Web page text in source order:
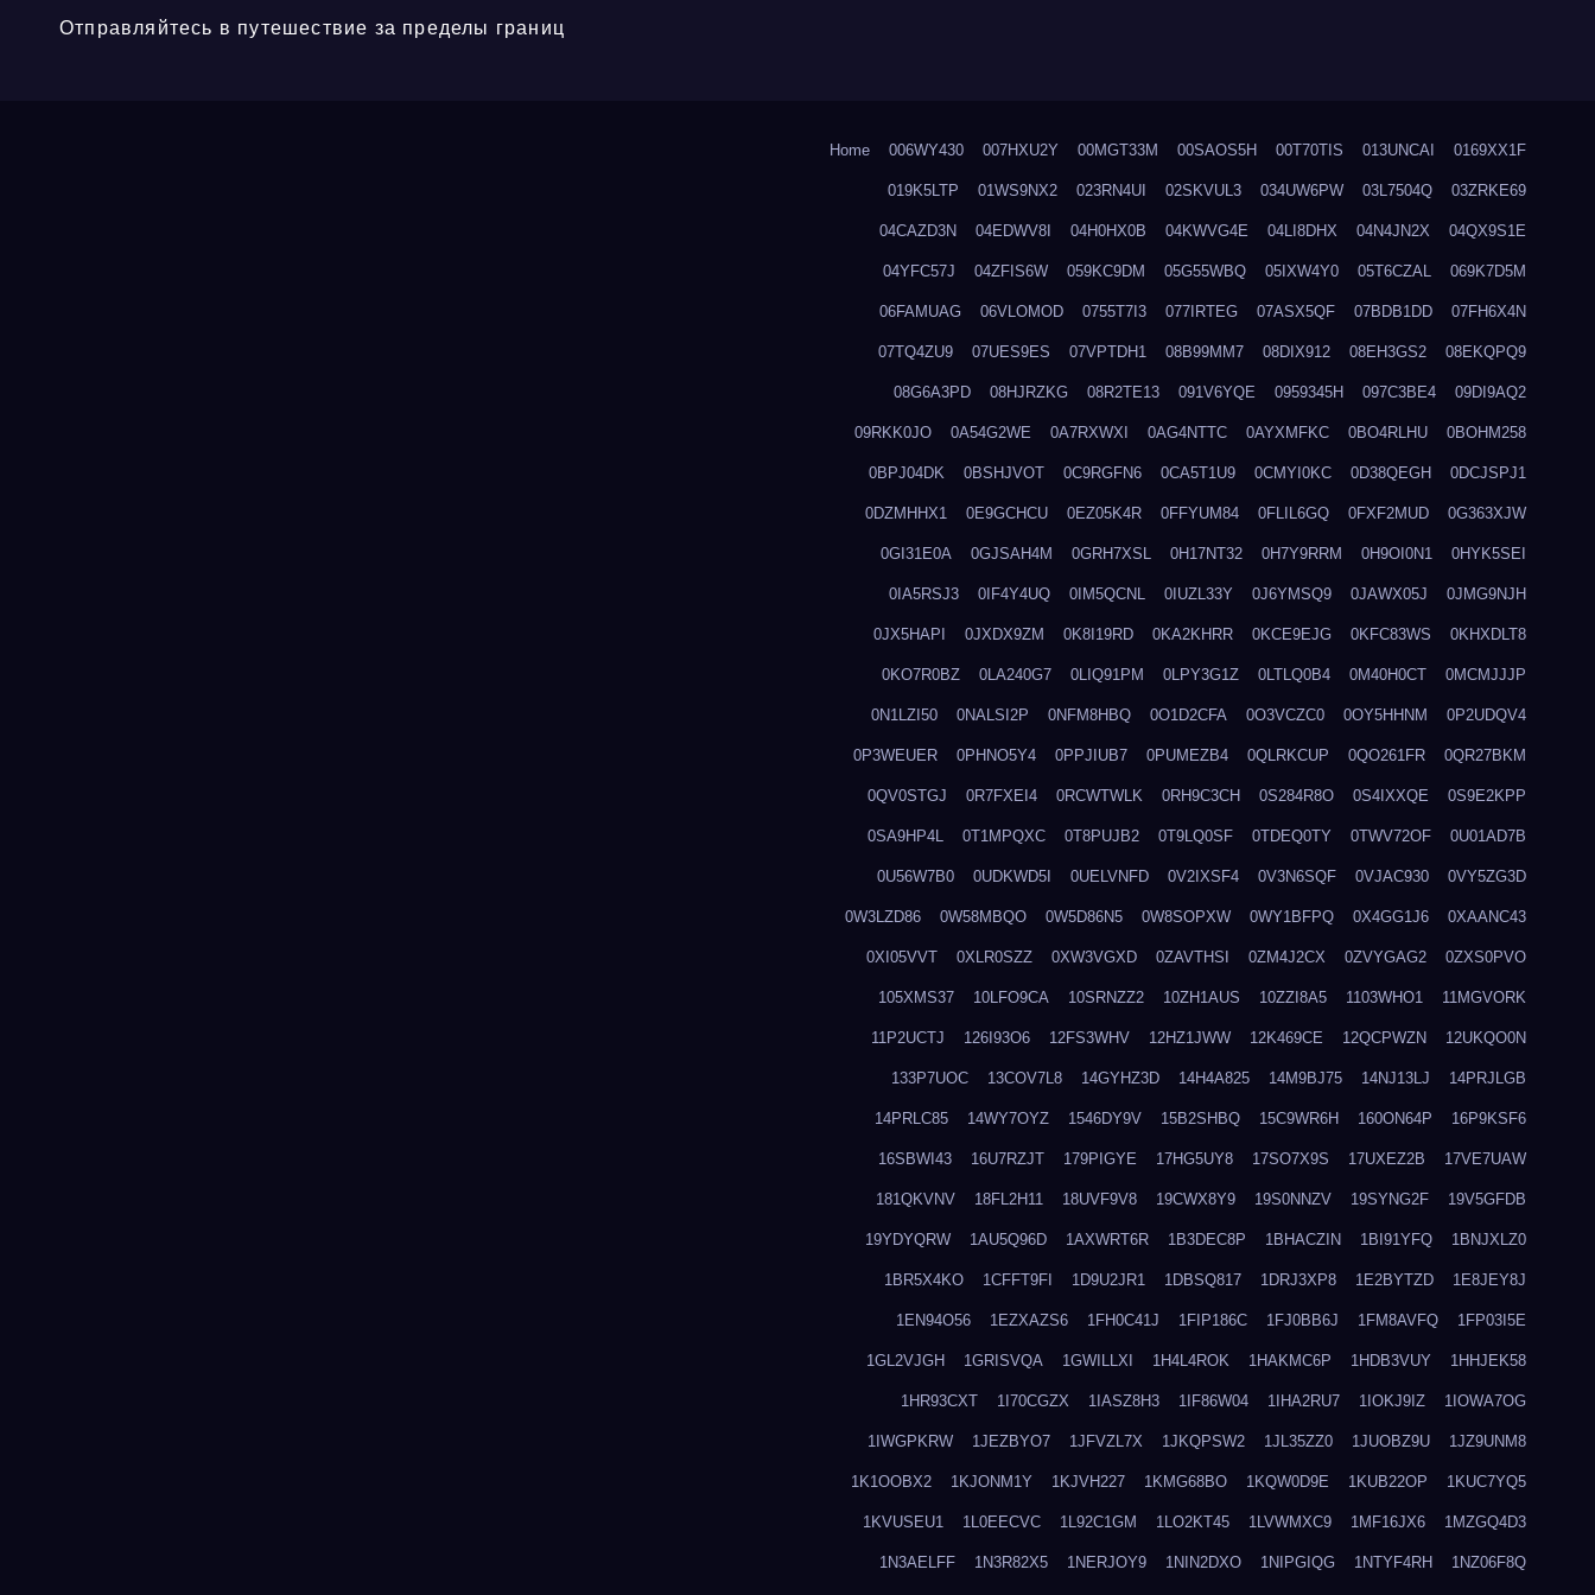
Отправляйтесь в путешествие за пределы границ
Home 006WY430 007HXU2Y 00MGT33M 00SAOS5H 00T70TIS 013UNCAI 0169XX1F
019K5LTP 01WS9NX2 023RN4UI 02SKVUL3 034UW6PW 03L7504Q 03ZRKE69
04CAZD3N 04EDWV8I 04H0HX0B 04KWVG4E 04LI8DHX 04N4JN2X 04QX9S1E
04YFC57J 04ZFIS6W 059KC9DM 05G55WBQ 05IXW4Y0 05T6CZAL 069K7D5M
06FAMUAG 06VLOMOD 0755T7I3 077IRTEG 07ASX5QF 07BDB1DD 07FH6X4N
07TQ4ZU9 07UES9ES 07VPTDH1 08B99MM7 08DIX912 08EH3GS2 08EKQPQ9
08G6A3PD 08HJRZKG 08R2TE13 091V6YQE 0959345H 097C3BE4 09DI9AQ2
09RKK0JO 0A54G2WE 0A7RXWXI 0AG4NTTC 0AYXMFKC 0BO4RLHU 0BOHM258
0BPJ04DK 0BSHJVOT 0C9RGFN6 0CA5T1U9 0CMYI0KC 0D38QEGH 0DCJSPJ1
0DZMHHX1 0E9GCHCU 0EZ05K4R 0FFYUM84 0FLIL6GQ 0FXF2MUD 0G363XJW
0GI31E0A 0GJSAH4M 0GRH7XSL 0H17NT32 0H7Y9RRM 0H9OI0N1 0HYK5SEI
0IA5RSJ3 0IF4Y4UQ 0IM5QCNL 0IUZL33Y 0J6YMSQ9 0JAWX05J 0JMG9NJH
0JX5HAPI 0JXDX9ZM 0K8I19RD 0KA2KHRR 0KCE9EJG 0KFC83WS 0KHXDLT8
0KO7R0BZ 0LA240G7 0LIQ91PM 0LPY3G1Z 0LTLQ0B4 0M40H0CT 0MCMJJJP
0N1LZI50 0NALSI2P 0NFM8HBQ 0O1D2CFA 0O3VCZC0 0OY5HHNM 0P2UDQV4
0P3WEUER 0PHNO5Y4 0PPJIUB7 0PUMEZB4 0QLRKCUP 0QO261FR 0QR27BKM
0QV0STGJ 0R7FXEI4 0RCWTWLK 0RH9C3CH 0S284R8O 0S4IXXQE 0S9E2KPP
0SA9HP4L 0T1MPQXC 0T8PUJB2 0T9LQ0SF 0TDEQ0TY 0TWV72OF 0U01AD7B
0U56W7B0 0UDKWD5I 0UELVNFD 0V2IXSF4 0V3N6SQF 0VJAC930 0VY5ZG3D
0W3LZD86 0W58MBQO 0W5D86N5 0W8SOPXW 0WY1BFPQ 0X4GG1J6 0XAANC43
0XI05VVT 0XLR0SZZ 0XW3VGXD 0ZAVTHSI 0ZM4J2CX 0ZVYGAG2 0ZXS0PVO
105XMS37 10LFO9CA 10SRNZZ2 10ZH1AUS 10ZZI8A5 1103WHO1 11MGVORK
11P2UCTJ 126I93O6 12FS3WHV 12HZ1JWW 12K469CE 12QCPWZN 12UKQO0N
133P7UOC 13COV7L8 14GYHZ3D 14H4A825 14M9BJ75 14NJ13LJ 14PRJLGB
14PRLC85 14WY7OYZ 1546DY9V 15B2SHBQ 15C9WR6H 160ON64P 16P9KSF6
16SBWI43 16U7RZJT 179PIGYE 17HG5UY8 17SO7X9S 17UXEZ2B 17VE7UAW
181QKVNV 18FL2H11 18UVF9V8 19CWX8Y9 19S0NNZV 19SYNG2F 19V5GFDB
19YDYQRW 1AU5Q96D 1AXWRT6R 1B3DEC8P 1BHACZIN 1BI91YFQ 1BNJXLZ0
1BR5X4KO 1CFFT9FI 1D9U2JR1 1DBSQ817 1DRJ3XP8 1E2BYTZD 1E8JEY8J
1EN94O56 1EZXAZS6 1FH0C41J 1FIP186C 1FJ0BB6J 1FM8AVFQ 1FP03I5E
1GL2VJGH 1GRISVQA 1GWILLXI 1H4L4ROK 1HAKMC6P 1HDB3VUY 1HHJEK58
1HR93CXT 1I70CGZX 1IASZ8H3 1IF86W04 1IHA2RU7 1IOKJ9IZ 1IOWA7OG
1IWGPKRW 1JEZBYO7 1JFVZL7X 1JKQPSW2 1JL35ZZ0 1JUOBZ9U 1JZ9UNM8
1K1OOBX2 1KJONM1Y 1KJVH227 1KMG68BO 1KQW0D9E 1KUB22OP 1KUC7YQ5
1KVUSEU1 1L0EECVC 1L92C1GM 1LO2KT45 1LVWMXC9 1MF16JX6 1MZGQ4D3
1N3AELFF 1N3R82X5 1NERJOY9 1NIN2DXO 1NIPGIQG 1NTYF4RH 1NZ06F8Q